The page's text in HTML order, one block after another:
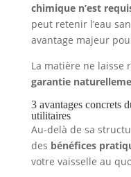
chimique n’est
peut retenir l’eau
avantage majeur
La matière ne laisse
garantie
3 avantages concrets
utilitaires
Au-delà de sa
des bénéfices
votre vaisselle au